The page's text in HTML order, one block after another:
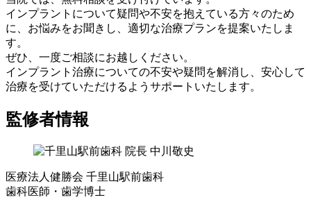
インプラントについて疑問や不安を抱えている方々のため
に、お悩みをお聞きし、適切な治療プランを提案いたしま
す。
ぜひ、一度ご相談にお越しください。
インプラント治療についての不安や疑問を解消し、安心して
治療を受けていただけるようサポートいたします。
監修者情報
医療法人健勝会 千里山駅前歯科
歯科医師・歯学博士